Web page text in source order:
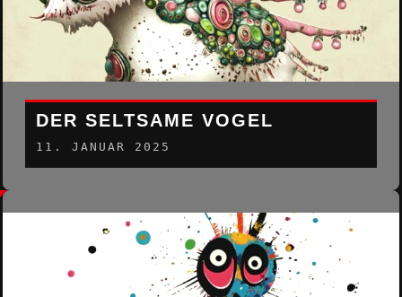
DER SELTSAME VOGEL
11. JANUAR 2025